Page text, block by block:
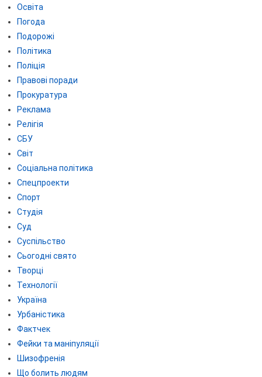
Освіта
Погода
Подорожі
Політика
Поліція
Правові поради
Прокуратура
Реклама
Релігія
СБУ
Світ
Соціальна політика
Спецпроекти
Спорт
Студія
Суд
Суспільство
Сьогодні свято
Творці
Технології
Україна
Урбаністика
Фактчек
Фейки та маніпуляції
Шизофренія
Що болить людям